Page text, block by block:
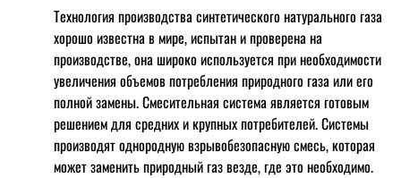
Технология производства синтетического натурального газа
хорошо известна в мире, испытан и проверена на
производстве, она широко используется при необходимости
увеличения объемов потребления природного газа или его
полной замены. Смесительная система является готовым
решением для средних и крупных потребителей. Системы
производят однородную взрывобезопасную смесь, которая
может заменить природный газ везде, где это необходимо.